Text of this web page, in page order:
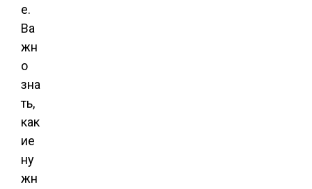
е.
Ва
жн
о
зна
ть,
как
ие
ну
жн